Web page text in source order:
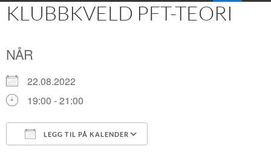
TIL
INNHOLD
KLUBBKVELD PFT-TEORI
NÅR
22.08.2022
19:00 - 21:00
LEGG TIL PÅ KALENDER